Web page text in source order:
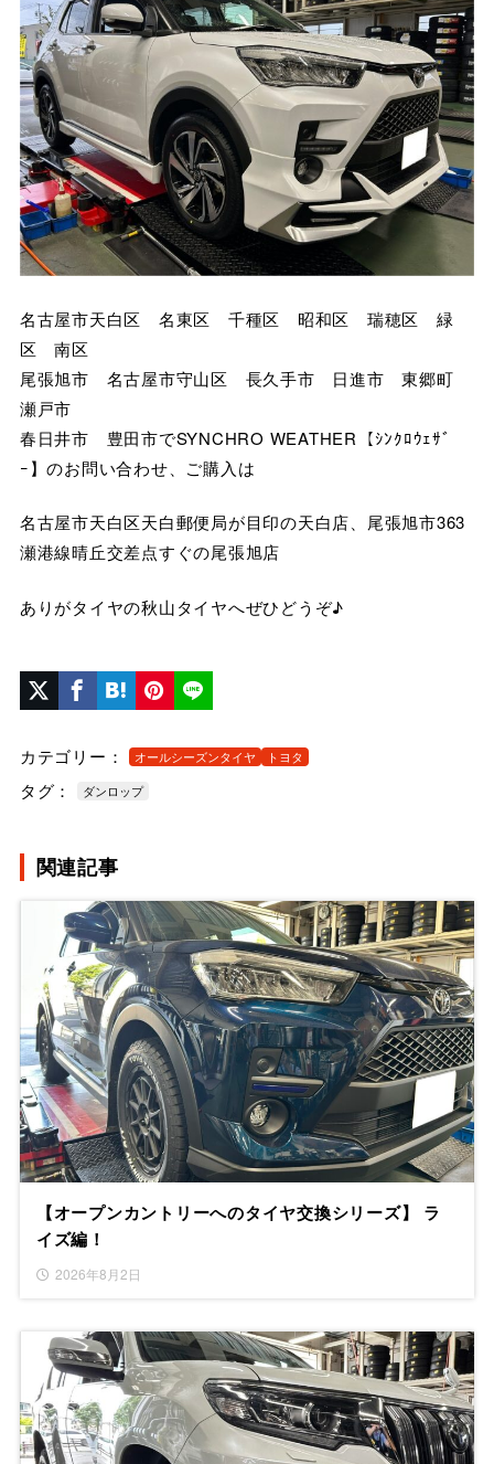
名古屋市天白区 名東区 千種区 昭和区 瑞穂区 緑
区 南区
尾張旭市 名古屋市守山区 長久手市 日進市 東郷町
瀬戸市
春日井市 豊田市でSYNCHRO WEATHER【ｼﾝｸﾛｳｪｻﾞ
ｰ】のお問い合わせ、ご購入は
名古屋市天白区天白郵便局が目印の天白店、尾張旭市363
瀬港線晴丘交差点すぐの尾張旭店
ありがタイヤの秋山タイヤへぜひどうぞ♪
カテゴリー： オールシーズンタイヤ トヨタ
タグ： ダンロップ
関連記事
【オープンカントリーへのタイヤ交換シリーズ】 ラ
イズ編！
2026年8月2日